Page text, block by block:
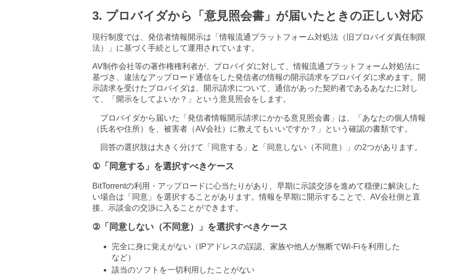
3. プロバイダから「意見照会書」が届いたときの正しい対応
現行制度では、発信者情報開示は「情報流通プラットフォーム対処法（旧プロバイダ責任制限
法）」に基づく手続として運用されています。
AV制作会社等の著作権権利者が、プロバイダに対して、情報流通プラットフォーム対処法に
基づき、違法なアップロード通信をした発信者の情報の開示請求をプロバイダに求めます。開
示請求を受けたプロバイダは、開示請求について、通信があった契約者であるあなたに対し
て、「開示をしてよいか？」という意見照会をします。
プロバイダから届いた「発信者情報開示請求にかかる意見照会書」は、「あなたの個人情報
（氏名や住所）を、被害者（AV会社）に教えてもいいですか？」という確認の書類です。
回答の選択肢は大きく分けて「同意する」 と 「同意しない（不同意）」の2つがあります。
① 「同意する」を選択すべきケース
BitTorrentの利用・アップロードに心当たりがあり、早期に示談交渉を進めて穏便に解決した
い場合は「同意」を選択することがあります。情報を早期に開示することで、 AV会社側と直
接、示談金の交渉に入ることができます。
② 「同意しない（不同意）」を選択すべきケース
完全に身に覚えがない（ IPアドレスの誤認、家族や他人が無断でWi-Fiを利用した
など）
該当のソフトを一切利用したことがない